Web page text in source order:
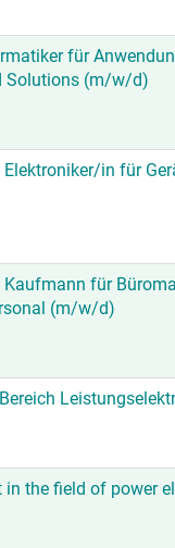
für
Solutions (m/w/d)
in für
für
(m/w/d)
in the field of power